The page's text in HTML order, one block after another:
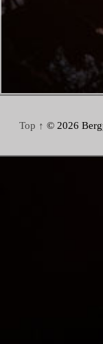
Top ↑ © 2026